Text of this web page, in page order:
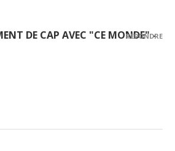
DE CAP AVEC "CE MONDE" -
RÉPONDRE